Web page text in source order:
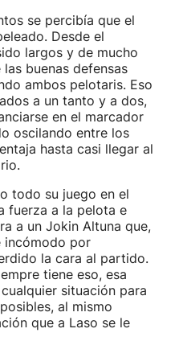
se percibía que el
Desde el
largos y de mucho
buenas defensas
ambos pelotaris. Eso
a un tanto y a dos,
en el marcador
oscilando entre los
hasta casi llegar al
todo su juego en el
fuerza a la pelota e
a un Jokin Altuna que,
incómodo por
la cara al partido.
tiene eso, esa
situación para
al mismo
que a Laso se le